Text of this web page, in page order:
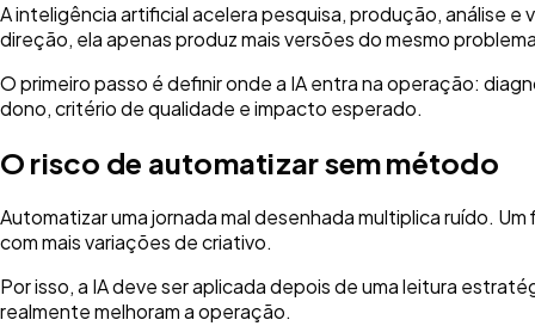
A inteligência artificial acelera pesquisa, produção, análise
direção, ela apenas produz mais versões do mesmo
O primeiro passo é definir onde a IA entra na operação:
dono, critério de qualidade e impacto esperado.
O risco de automatizar sem método
Automatizar uma jornada mal desenhada multiplica ruído.
com mais variações de criativo.
Por isso, a IA deve ser aplicada depois de uma leitura
realmente melhoram a operação.